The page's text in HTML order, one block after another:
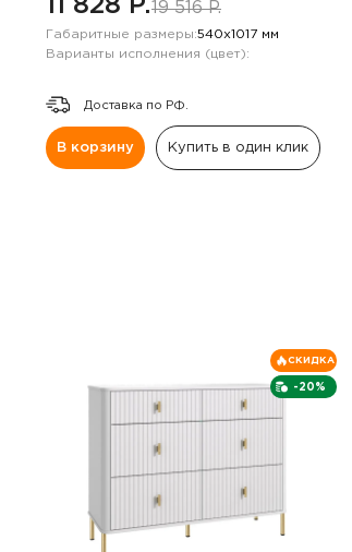
11 828 P.19 516 P.
Габаритные размеры:540х1017 мм
Варианты исполнения (цвет):
Доставка по РФ.
В корзину Купить в один клик
-20%
СКИДКА